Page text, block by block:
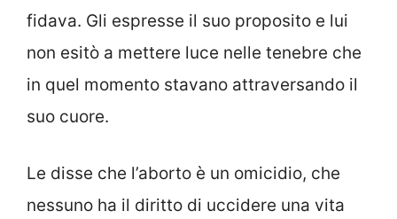
fidava. Gli espresse il suo proposito e lui
non esitò a mettere luce nelle tenebre che
in quel momento stavano attraversando il
suo cuore.
Le disse che l’aborto è un omicidio, che
nessuno ha il diritto di uccidere una vita